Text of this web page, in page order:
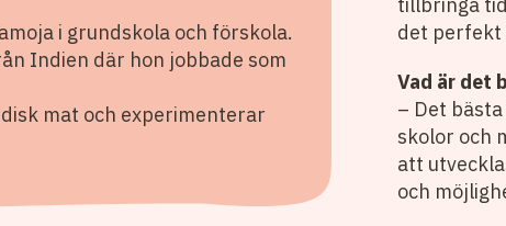
i grundskola och förskola.
Indien där hon jobbade som
mat och experimenterar
det perfekt
Vad är det
– Det
skolor och
att
och